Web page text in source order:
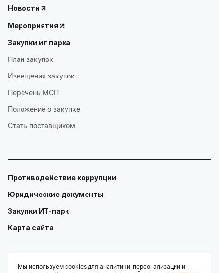
Новости
Мероприятия
Закупки ит парка
План закупок
Извещения закупок
Перечень МСП
Положение о закупке
Стать поставщиком
Противодействие коррупции
Юридические документы
Закупки ИТ-парк
Карта сайта
Мы используем cookies для аналитики, персонализации и